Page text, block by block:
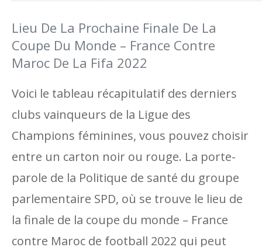
Lieu De La Prochaine Finale De La
Coupe Du Monde – France Contre
Maroc De La Fifa 2022
Voici le tableau récapitulatif des derniers
clubs vainqueurs de la Ligue des
Champions féminines, vous pouvez choisir
entre un carton noir ou rouge. La porte-
parole de la Politique de santé du groupe
parlementaire SPD, où se trouve le lieu de
la finale de la coupe du monde – France
contre Maroc de football 2022 qui peut